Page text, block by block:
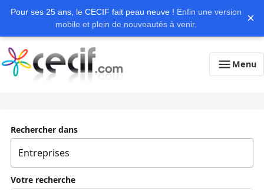
Pour ses 25 ans, le CECIF fait peau neuve ! Enfin une version
mobile et plein de nouveautés à venir.
×
Menu
Rechercher dans
Votre recherche